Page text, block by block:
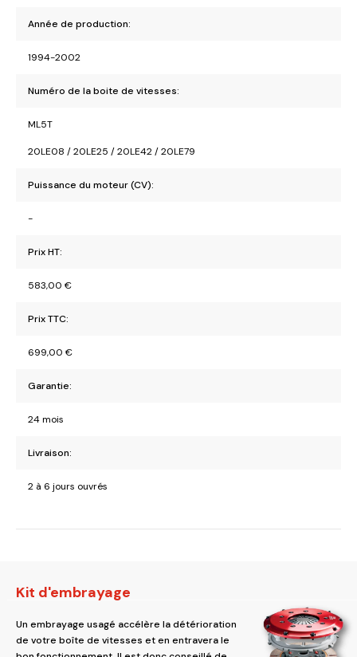
Année de production:
1994-2002
Numéro de la boite de vitesses:
ML5T
20LE08 / 20LE25 / 20LE42 / 20LE79
Puissance du moteur (CV):
-
Prix HT:
583,00 €
Prix TTC:
699,00 €
Garantie:
24 mois
Livraison:
2 à 6 jours ouvrés
Kit d'embrayage
Un embrayage usagé accélère la détérioration
de votre boîte de vitesses et en entravera le